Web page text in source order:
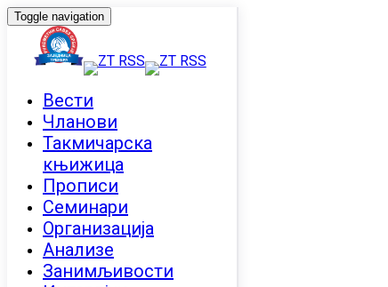
Toggle navigation
Вести
Чланови
Такмичарска
књижица
Прописи
Семинари
Организација
Анализе
Занимљивости